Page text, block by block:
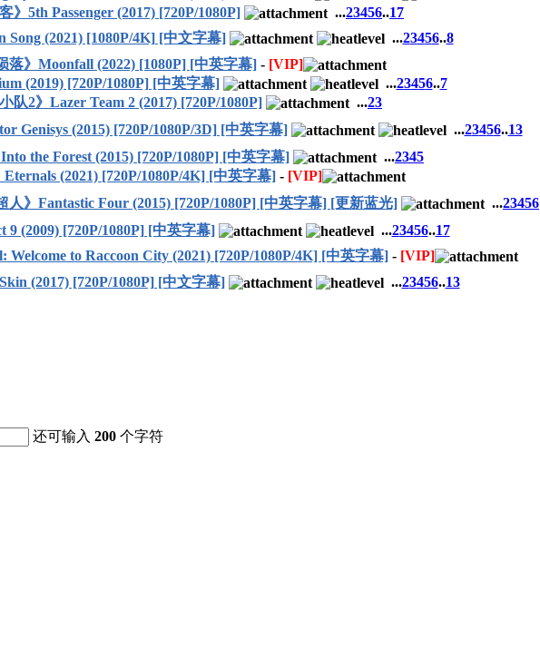
》5th Passenger (2017) [720P/1080P] ...23456..17
Song (2021) [1080P/4K] [中文字幕] ...23456..8
落》Moonfall (2022) [1080P] [中英字幕] - [VIP]
(2019) [720P/1080P] [中英字幕] ...23456..7
小队2》Lazer Team 2 (2017) [720P/1080P] ...23
Genisys (2015) [720P/1080P/3D] [中英字幕] ...23456..13
the Forest (2015) [720P/1080P] [中英字幕] ...2345
Eternals (2021) [720P/1080P/4K] [中英字幕] - [VIP]
人》Fantastic Four (2015) [720P/1080P] [中英字幕] [更新蓝光] ...23456
9 (2009) [720P/1080P] [中英字幕] ...23456..17
Welcome to Raccoon City (2021) [720P/1080P/4K] [中英字幕] - [VIP]
(2017) [720P/1080P] [中文字幕] ...23456..13
还可输入200 个字符